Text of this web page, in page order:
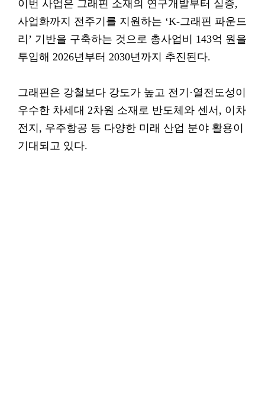
이번 사업은 그래핀 소재의 연구개발부터 실증,
사업화까지 전주기를 지원하는 ‘K-그래핀 파운드
리’ 기반을 구축하는 것으로 총사업비 143억 원을
투입해 2026년부터 2030년까지 추진된다.
그래핀은 강철보다 강도가 높고 전기·열전도성이
우수한 차세대 2차원 소재로 반도체와 센서, 이차
전지, 우주항공 등 다양한 미래 산업 분야 활용이
기대되고 있다.